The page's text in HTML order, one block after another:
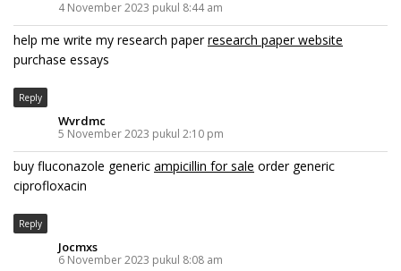
4 November 2023 pukul 8:44 am
help me write my research paperresearch paper website
purchase essays
Reply
Wvrdmc
5 November 2023 pukul 2:10 pm
buy fluconazole generic ampicillin for sale order generic
ciprofloxacin
Reply
Jocmxs
6 November 2023 pukul 8:08 am